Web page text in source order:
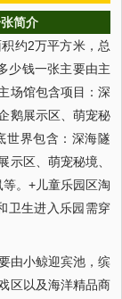
简介
约2万平方米，总
少钱一张主要由主
场馆包含项目：深
鹅展示区、萌宠秘
世界包含：深海隧
示区、萌宠秘境、
。+儿童乐园区淘
卫生进入乐园需穿
由小鲸迎宾池，缤
区以及海洋精品商